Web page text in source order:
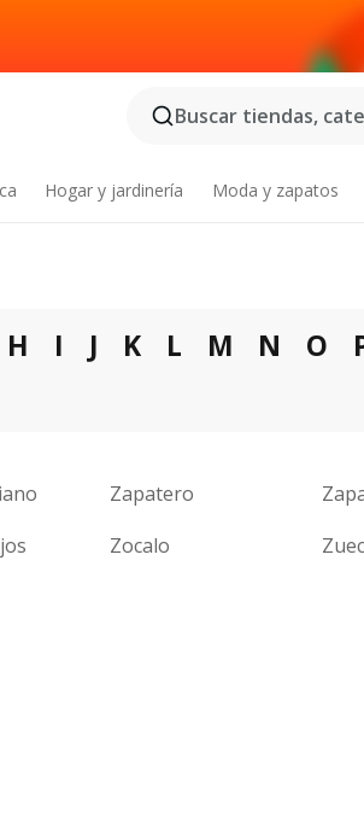
Buscar tiendas,
Hogar y jardinería Moda y zapatos
H I J K L M N O
Zapatero
Zocalo